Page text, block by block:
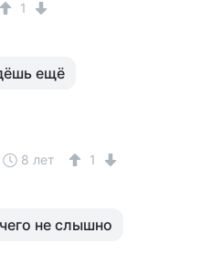
1
ещё
8 лет 1
не слышно